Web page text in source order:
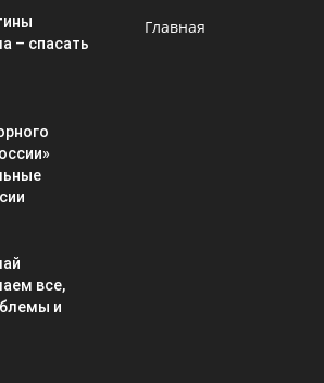
– спасать
все,
и
Главная